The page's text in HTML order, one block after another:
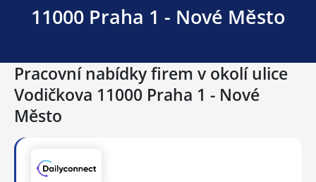
11000 Praha 1 - Nové Město
Pracovní nabídky firem v okolí ulice
Vodičkova 11000 Praha 1 - Nové
Město